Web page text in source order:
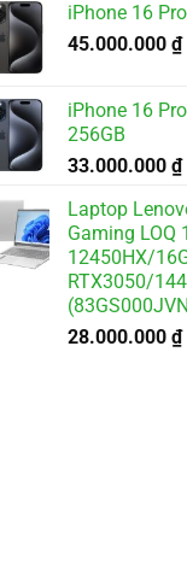
iPhone 16
45.000.000 ₫
iPhone 16
256GB
33.000.000 ₫
Laptop
Gaming LOQ
12450HX/
RTX3050/
28.000.000 ₫